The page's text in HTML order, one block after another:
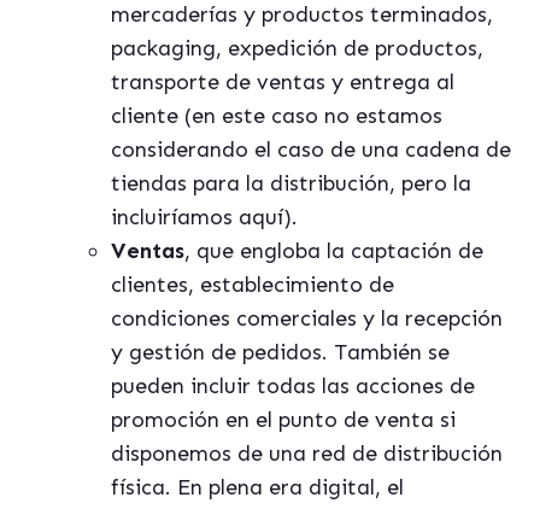
mercaderías y productos terminados,
packaging, expedición de productos,
transporte de ventas y entrega al
cliente (en este caso no estamos
considerando el caso de una cadena de
tiendas para la distribución, pero la
incluiríamos aquí).
Ventas, que engloba la captación de
clientes, establecimiento de
condiciones comerciales y la recepción
y gestión de pedidos. También se
pueden incluir todas las acciones de
promoción en el punto de venta si
disponemos de una red de distribución
física. En plena era digital, el